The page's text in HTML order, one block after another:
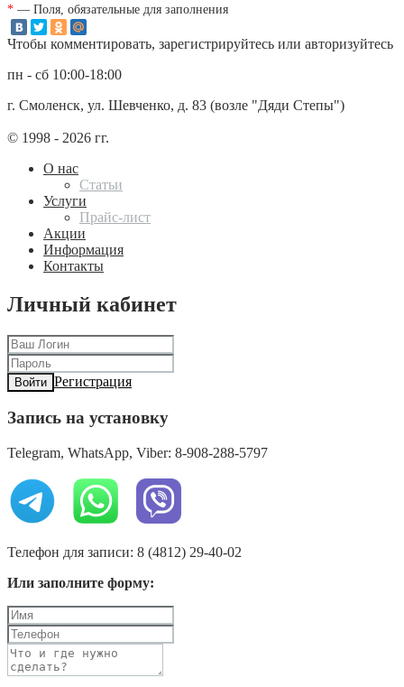
* — Поля, обязательные для заполнения
Чтобы комментировать, зарегистрируйтесь или авторизуйтесь
пн - сб 10:00-18:00
г. Смоленск, ул. Шевченко, д. 83 (возле "Дяди Степы")
© 1998 - 2026 гг.
О нас
Статьи
Услуги
Прайс-лист
Акции
Информация
Контакты
Личный кабинет
Войти Регистрация
Запись на установку
Telegram, WhatsApp, Viber: 8-908-288-5797
Телефон для записи: 8 (4812) 29-40-02
Или заполните форму: